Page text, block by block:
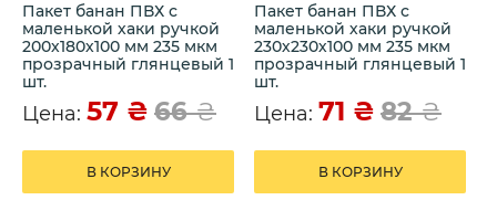
Пакет банан ПВХ с
маленькой хаки ручкой
200х180х100 мм 235 мкм
прозрачный глянцевый 1
шт.
Цена: 57 ₴ 66₴
В КОРЗИНУ
Пакет банан ПВХ с
маленькой хаки ручкой
230х230х100 мм 235 мкм
прозрачный глянцевый 1
шт.
Цена: 71 ₴ 82₴
В КОРЗИНУ